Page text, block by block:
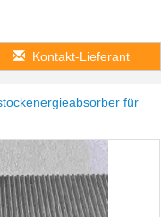
Kontakt-Lieferant
für